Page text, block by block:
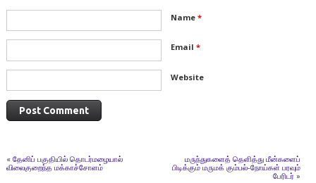
Name *
Email *
Website
« தேனிப் பகுதியில் தொடர்மழையால்
விலைகுறைந்த மக்காச்சோளம்
மருந்துகளைத் தெளித்து மீன்களைப்
பிடிக்கும் மருமக் கும்பல்-நோய்கள் பரவும்
பேரிடர் »